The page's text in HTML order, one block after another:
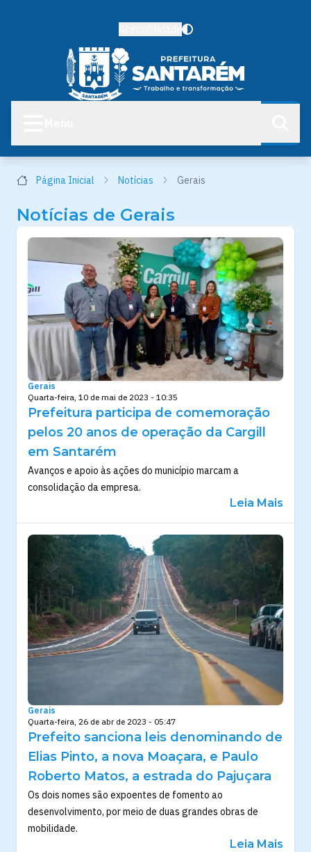
Página Inicial Notícias Gerais
Notícias de Gerais
Gerais
Quarta-feira, 10 de mai de 2023 - 10:35
Prefeitura participa de comemoração
pelos 20 anos de operação da Cargill
em Santarém
Avanços e apoio às ações do município marcam a
consolidação da empresa.
Leia Mais
Gerais
Quarta-feira, 26 de abr de 2023 - 05:47
Prefeito sanciona leis denominando de
Elias Pinto, a nova Moaçara, e Paulo
Roberto Matos, a estrada do Pajuçara
Os dois nomes são expoentes de fomento ao
desenvolvimento, por meio de duas grandes obras de
mobilidade.
Leia Mais